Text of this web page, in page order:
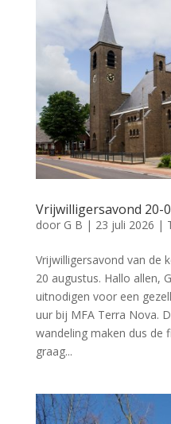
Vrijwilligersavond 20-
door G B | 23 juli 2026 |
Vrijwilligersavond van de
20 augustus. Hallo allen,
uitnodigen voor een
uur bij MFA Terra Nova.
wandeling maken dus de
graag...